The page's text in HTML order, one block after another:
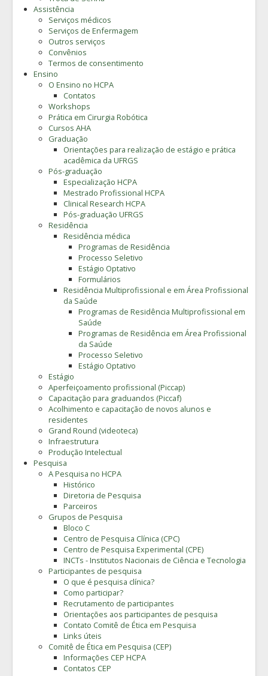
Assistência
Serviços médicos
Serviços de Enfermagem
Outros serviços
Convênios
Termos de consentimento
Ensino
O Ensino no HCPA
Contatos
Workshops
Prática em Cirurgia Robótica
Cursos AHA
Graduação
Orientações para realização de estágio e prática
acadêmica da UFRGS
Pós-graduação
Especialização HCPA
Mestrado Profissional HCPA
Clinical Research HCPA
Pós-graduação UFRGS
Residência
Residência médica
Programas de Residência
Processo Seletivo
Estágio Optativo
Formulários
Residência Multiprofissional e em Área Profissional
da Saúde
Programas de Residência Multiprofissional em
Saúde
Programas de Residência em Área Profissional
da Saúde
Processo Seletivo
Estágio Optativo
Estágio
Aperfeiçoamento profissional (Piccap)
Capacitação para graduandos (Piccaf)
Acolhimento e capacitação de novos alunos e
residentes
Grand Round (videoteca)
Infraestrutura
Produção Intelectual
Pesquisa
A Pesquisa no HCPA
Histórico
Diretoria de Pesquisa
Parceiros
Grupos de Pesquisa
Bloco C
Centro de Pesquisa Clínica (CPC)
Centro de Pesquisa Experimental (CPE)
INCTs - Institutos Nacionais de Ciência e Tecnologia
Participantes de pesquisa
O que é pesquisa clínica?
Como participar?
Recrutamento de participantes
Orientações aos participantes de pesquisa
Contato Comitê de Ética em Pesquisa
Links úteis
Comitê de Ética em Pesquisa (CEP)
Informações CEP HCPA
Contatos CEP